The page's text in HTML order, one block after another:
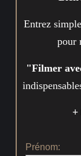
Entrez
pour
"Filmer
+
Prénom: